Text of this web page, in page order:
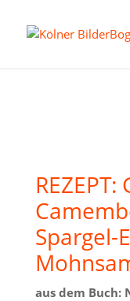
Spargel-
aus dem Buch: